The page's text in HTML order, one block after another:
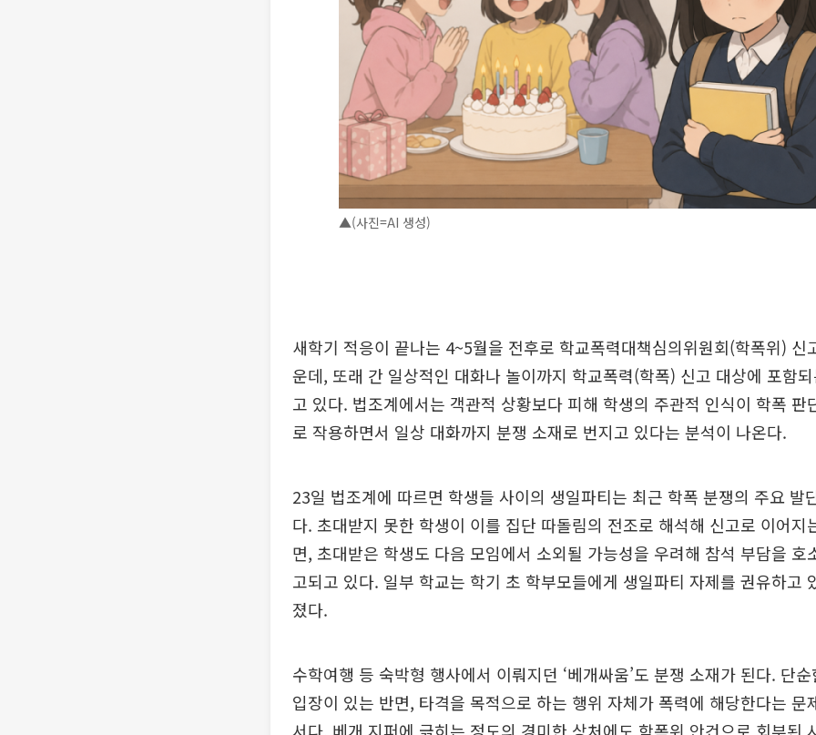
▲(사진=AI 생성)
새학기 적응이 끝나는 4~5월을 전후로 학교폭력대책심의위원회(학폭위) 신
운데, 또래 간 일상적인 대화나 놀이까지 학교폭력(학폭) 신고 대상에 포함
고 있다. 법조계에서는 객관적 상황보다 피해 학생의 주관적 인식이 학폭 판
로 작용하면서 일상 대화까지 분쟁 소재로 번지고 있다는 분석이 나온다.
23일 법조계에 따르면 학생들 사이의 생일파티는 최근 학폭 분쟁의 주요 발
다. 초대받지 못한 학생이 이를 집단 따돌림의 전조로 해석해 신고로 이어지
면, 초대받은 학생도 다음 모임에서 소외될 가능성을 우려해 참석 부담을 호
고되고 있다. 일부 학교는 학기 초 학부모들에게 생일파티 자제를 권유하고
졌다.
수학여행 등 숙박형 행사에서 이뤄지던 ‘베개싸움’도 분쟁 소재가 된다. 단
입장이 있는 반면, 타격을 목적으로 하는 행위 자체가 폭력에 해당한다는 문